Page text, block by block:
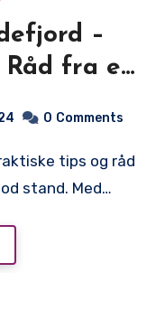
–
Råd fra en
0 Comments
stand. Med…